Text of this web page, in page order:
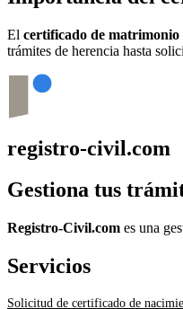
El certificado de matrimonio
trámites de herencia hasta
registro-civil.com
Gestiona tus
Registro-Civil.com es una
Servicios
Solicitud de certificado de